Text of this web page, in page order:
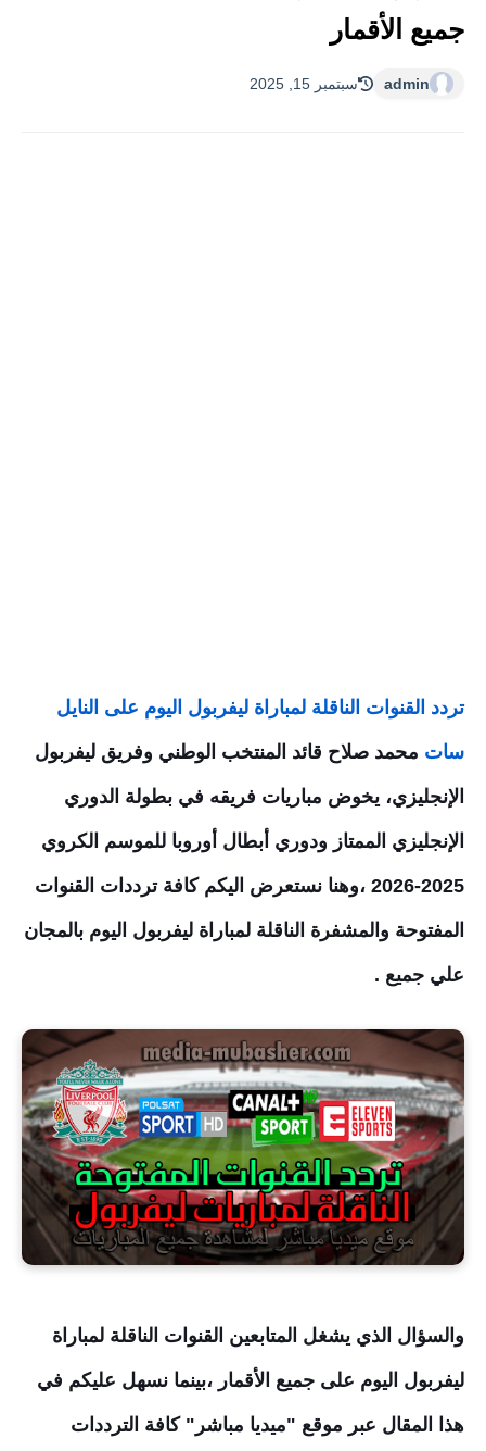
جميع الأقمار
admin سبتمبر 15, 2025
تردد القنوات الناقلة لمباراة ليفربول اليوم على النايل
سات محمد صلاح قائد المنتخب الوطني وفريق ليفربول
الإنجليزي، يخوض مباريات فريقه في بطولة الدوري
الإنجليزي الممتاز ودوري أبطال أوروبا للموسم الكروي
2025-2026 ،وهنا نستعرض اليكم كافة ترددات القنوات
المفتوحة والمشفرة الناقلة لمباراة ليفربول اليوم بالمجان
علي جميع .
والسؤال الذي يشغل المتابعين القنوات الناقلة لمباراة
ليفربول اليوم على جميع الأقمار ،بينما نسهل عليكم في
هذا المقال عبر موقع "ميديا مباشر" كافة الترددات